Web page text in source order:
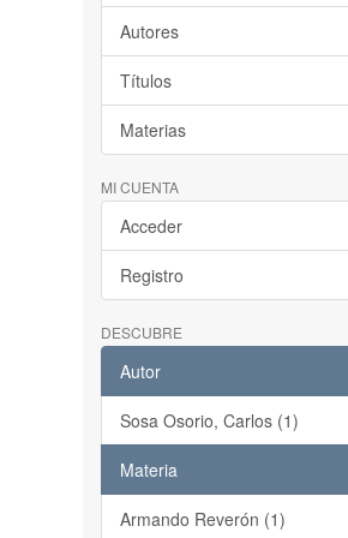
Autores
Títulos
Materias
MI CUENTA
Acceder
Registro
DESCUBRE
Autor
Sosa Osorio, Carlos (1)
Materia
Armando Reverón (1)